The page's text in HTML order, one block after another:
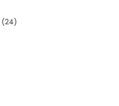
(24)